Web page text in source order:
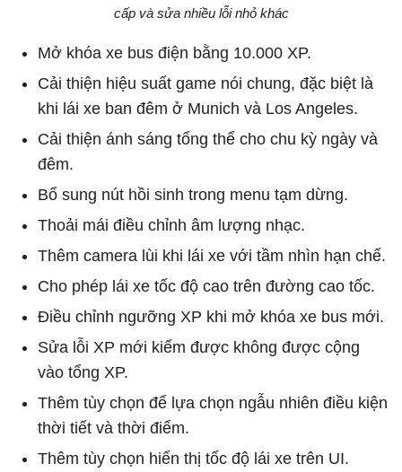
cấp và sửa nhiều lỗi nhỏ khác
Mở khóa xe bus điện bằng 10.000 XP.
Cải thiện hiệu suất game nói chung, đặc biệt là
khi lái xe ban đêm ở Munich và Los Angeles.
Cải thiện ánh sáng tổng thể cho chu kỳ ngày và
đêm.
Bổ sung nút hồi sinh trong menu tạm dừng.
Thoải mái điều chỉnh âm lượng nhạc.
Thêm camera lùi khi lái xe với tầm nhìn hạn chế.
Cho phép lái xe tốc độ cao trên đường cao tốc.
Điều chỉnh ngưỡng XP khi mở khóa xe bus mới.
Sửa lỗi XP mới kiếm được không được cộng
vào tổng XP.
Thêm tùy chọn để lựa chọn ngẫu nhiên điều kiện
thời tiết và thời điểm.
Thêm tùy chọn hiển thị tốc độ lái xe trên UI.